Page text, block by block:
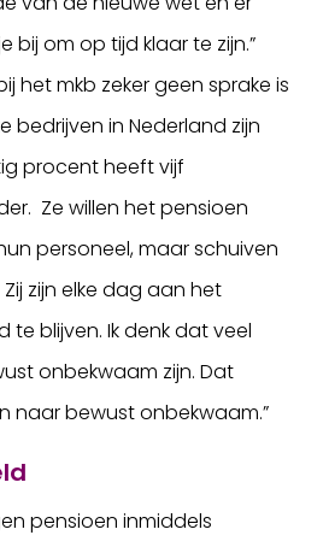
om op tijd klaar te zijn.”
het mkb zeker geen sprake is
bedrijven in Nederland zijn
procent heeft vijf
Ze willen het pensioen
personeel, maar schuiven
zijn elke dag aan het
blijven. Ik denk dat veel
onbekwaam zijn. Dat
naar bewust onbekwaam.”
pensioen inmiddels